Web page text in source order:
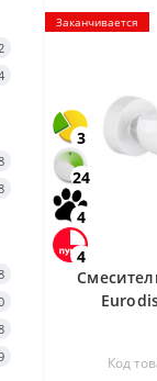
Заканчивается
3
24
4
4
Код